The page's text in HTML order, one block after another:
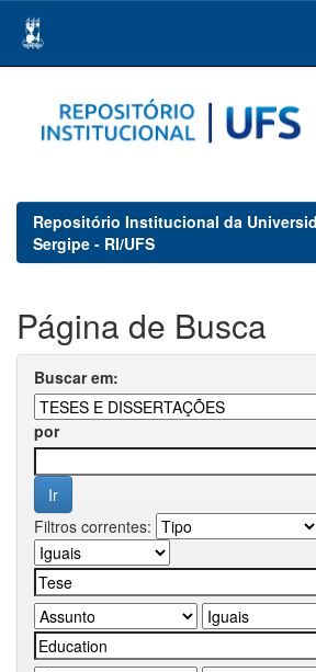
navigation
Repositório Institucional da
Sergipe - RI/UFS
Página de Busca
Buscar em:
por
Filtros correntes: